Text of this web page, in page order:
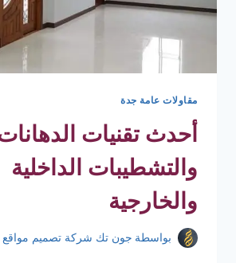
مقاولات عامة جدة
أحدث تقنيات
والتشطيبات الداخلية
والخارجية
بواسطة جون تك شركة تصميم